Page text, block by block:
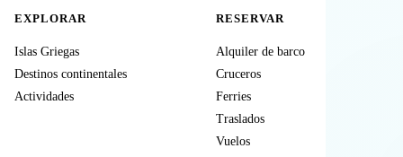
EXPLORAR
Islas Griegas
Destinos continentales
Actividades
RESERVAR
Alquiler de barco
Cruceros
Ferries
Traslados
Vuelos